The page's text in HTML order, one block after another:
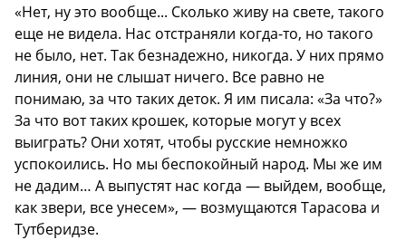
«Нет, ну это вообще... Сколько живу на свете, такого
еще не видела. Нас отстраняли когда-то, но такого
не было, нет. Так безнадежно, никогда. У них прямо
линия, они не слышат ничего. Все равно не
понимаю, за что таких деток. Я им писала: «За что?»
За что вот таких крошек, которые могут у всех
выиграть? Они хотят, чтобы русские немножко
успокоились. Но мы беспокойный народ. Мы же им
не дадим… А выпустят нас когда — выйдем, вообще,
как звери, все унесем», — возмущаются Тарасова и
Тутберидзе.